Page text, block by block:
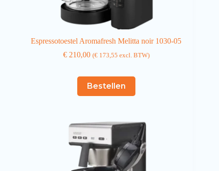
Espressotoestel Aromafresh Melitta noir 1030-05
€210,00 (€173,55 excl. BTW)
Bestellen